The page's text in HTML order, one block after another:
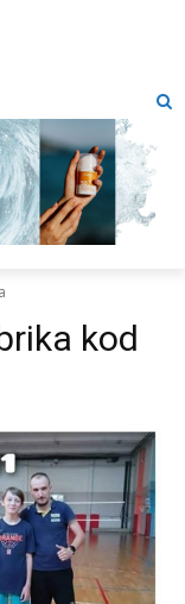
kod